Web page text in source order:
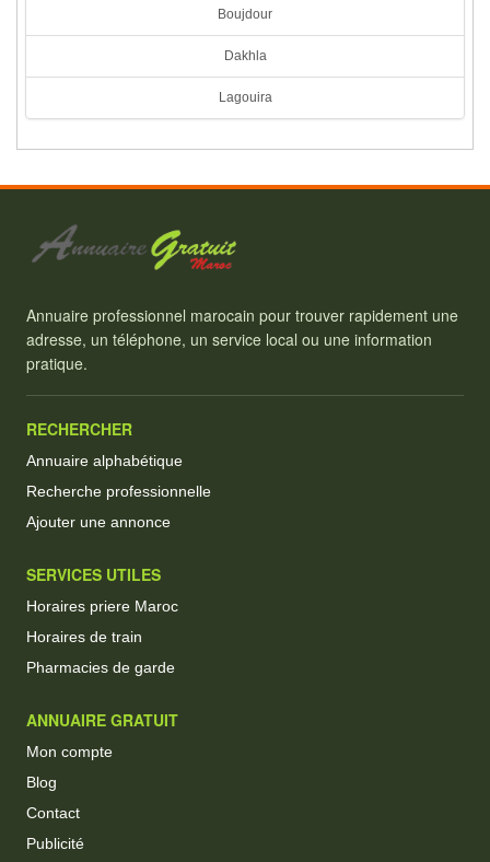
Boujdour
Dakhla
Lagouira
Annuaire professionnel marocain pour trouver rapidement une
adresse, un téléphone, un service local ou une information
pratique.
RECHERCHER
Annuaire alphabétique
Recherche professionnelle
Ajouter une annonce
SERVICES UTILES
Horaires priere Maroc
Horaires de train
Pharmacies de garde
ANNUAIRE GRATUIT
Mon compte
Blog
Contact
Publicité